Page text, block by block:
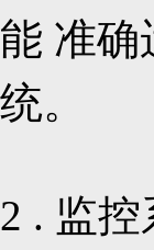
能 准确
统。
2 . 监